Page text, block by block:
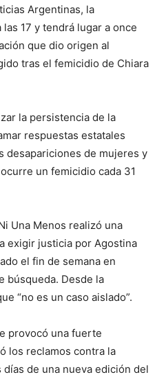
Argentinas, la
17 y tendrá lugar a once
que dio origen al
tras el femicidio de Chiara
la persistencia de la
respuestas estatales
desapariciones de mujeres y
un femicidio cada 31
Una Menos realizó una
exigir justicia por Agostina
el fin de semana en
búsqueda. Desde la
“no es un caso aislado”.
provocó una fuerte
los reclamos contra la
de una nueva edición del